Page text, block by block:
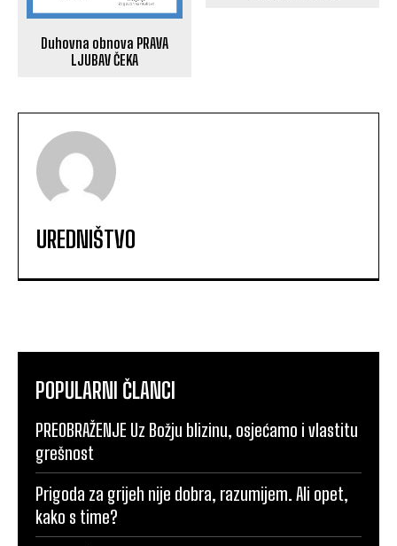
Duhovna obnova PRAVA
LJUBAV ČEKA
UREDNIŠTVO
POPULARNI ČLANCI
PREOBRAŽENJE Uz Božju blizinu, osjećamo i vlastitu
grešnost
Prigoda za grijeh nije dobra, razumijem. Ali opet,
kako s time?